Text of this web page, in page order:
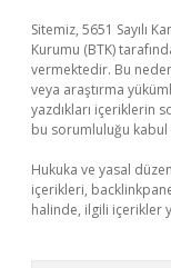
Sitemiz, 5651 Sayılı
Kurumu (BTK)
vermektedir. Bu
veya araştırma
yazdıkları içeriklerin
bu sorumluluğu kabul
Hukuka ve yasal
içerikleri,
halinde, ilgili içerikler